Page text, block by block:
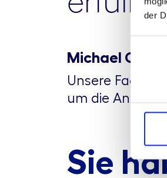
der
Michael
Unsere
um die
Sie